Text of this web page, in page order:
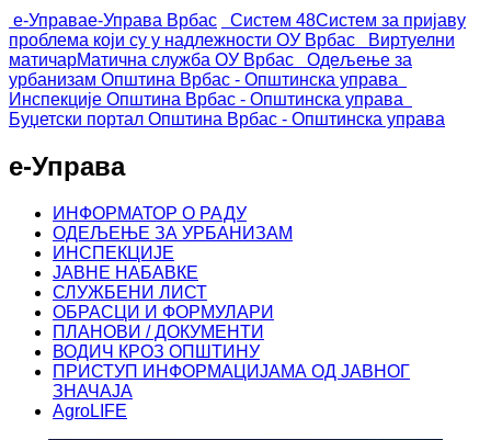
е-Управае-Управа Врбас Систем 48Систем за пријаву
проблема који су у надлежности ОУ Врбас
Виртуелни
матичарМатична служба ОУ Врбас
Одељење за
урбанизам Општина Врбас - Општинска управа
Инспекције Општина Врбас - Општинска управа
Буџетски портал Општина Врбас - Општинска управа
е-Управа
ИНФОРМАТОР О РАДУ
ОДЕЉЕЊЕ ЗА УРБАНИЗАМ
ИНСПЕКЦИЈЕ
ЈАВНЕ НАБАВКЕ
СЛУЖБЕНИ ЛИСТ
ОБРАСЦИ И ФОРМУЛАРИ
ПЛАНОВИ / ДОКУМЕНТИ
ВОДИЧ КРОЗ ОПШТИНУ
ПРИСТУП ИНФОРМАЦИЈАМА ОД ЈАВНОГ
ЗНАЧАЈА
AgroLIFE